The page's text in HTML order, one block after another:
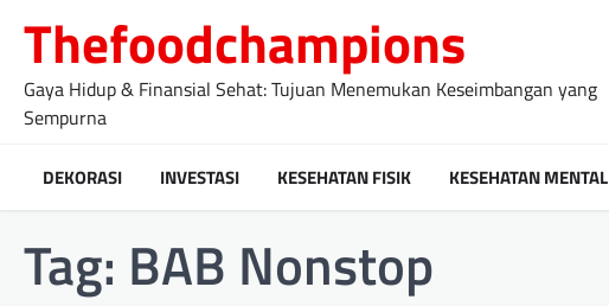
content
Thefoodchampions
Gaya Hidup & Finansial Sehat: Tujuan Menemukan Keseimbangan yang
Sempurna
DEKORASI INVESTASI KESEHATAN FISIK KESEHATAN MENTAL
Tag: BAB Nonstop